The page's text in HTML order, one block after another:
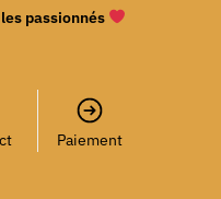
passionnés
Paiement